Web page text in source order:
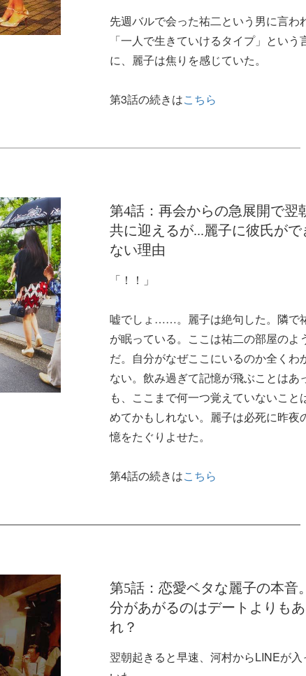
先週バルで会った祐二という男に言わ
「一人で生きていけるタイプ」という
に、麗子は焦りを感じていた。
第3話の続きはこちら
第4話：再会からの急展開で翌
共に迎えるが...麗子に彼氏がで
ない理由
「！！」
嘘でしょ……。麗子は絶句した。隣で
が眠っている。ここは祐二の部屋のよ
だ。自分がなぜここにいるのか全くわ
ない。飲み過ぎて記憶が飛ぶことはあ
も、ここまで何一つ覚えていないこと
めてかもしれない。麗子は必死に昨夜
憶をたぐりよせた。
第4話の続きはこちら
第5話：恋愛ベタな麗子の本音
分があがるのはデートよりもあ
れ？
翌朝起きると早速、河村からLINEが入